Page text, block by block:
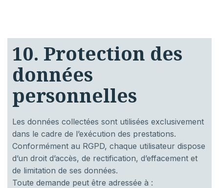
10. Protection des
données
personnelles
Les données collectées sont utilisées exclusivement
dans le cadre de l’exécution des prestations.
Conformément au RGPD, chaque utilisateur dispose
d’un droit d’accès, de rectification, d’effacement et
de limitation de ses données.
Toute demande peut être adressée à :